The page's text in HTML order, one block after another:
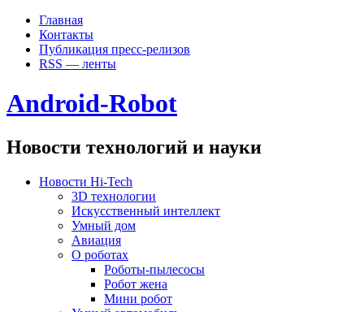
Главная
Контакты
Публикация пресс-релизов
RSS — ленты
Android-Robot
Новости технологий и науки
Новости Hi-Tech
3D технологии
Искусственный интеллект
Умный дом
Авиация
О роботах
Роботы-пылесосы
Робот жена
Мини робот